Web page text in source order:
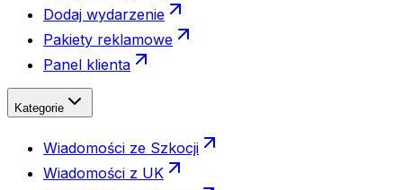
Dodaj wydarzenie
Pakiety reklamowe
Panel klienta
Kategorie
Wiadomości ze Szkocji
Wiadomości z UK